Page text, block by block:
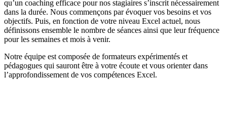
qu’un coaching efficace pour nos stagiaires s’inscrit nécessairement
dans la durée. Nous commençons par évoquer vos besoins et vos
objectifs. Puis, en fonction de votre niveau Excel actuel, nous
définissons ensemble le nombre de séances ainsi que leur fréquence
pour les semaines et mois à venir.
Notre équipe est composée de formateurs expérimentés et
pédagogues qui sauront être à votre écoute et vous orienter dans
l’approfondissement de vos compétences Excel.